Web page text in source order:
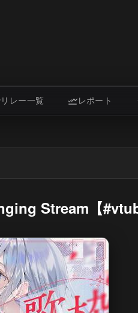
レー一覧 レポート
Stream【